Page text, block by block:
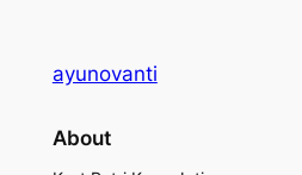
ayunovanti
About